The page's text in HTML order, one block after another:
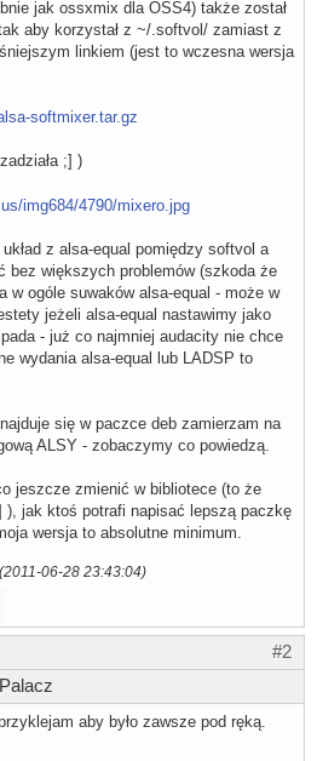
softvol
"dmixer"
0
softvol
"Softvol08"
0
softvol
"dmixer"
0
softvol
"Softvol10"
0
jak ossxmix dla OSS4) także został
aby korzystał z ~/.softvol/ zamiast z
linkiem (jest to wczesna wersja
softmixer.tar.gz
;] )
z alsa-equal pomiędzy softvol a
bez większych problemów (szkoda że
w ogóle suwaków alsa-equal - może w
jeżeli alsa-equal nastawimy jako
- już co najmniej audacity nie chce
wydania alsa-equal lub LADSP to
się w paczce deb zamierzam na
ALSY - zobaczymy co powiedzą.
jeszcze zmienić w bibliotece (to że
), jak ktoś potrafi napisać lepszą paczkę
wersja to absolutne minimum.
06-28 23:43:04)
#2
Palacz
aby było zawsze pod ręką.